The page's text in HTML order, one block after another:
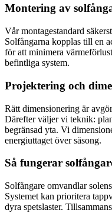
Montering av
Vår montagestandard
Solfångarna kopplas till en
för att minimera
befintliga system.
Projektering och
Rätt dimensionering är
Därefter väljer vi teknik:
begränsad yta. Vi
energiuttaget över säsong.
Så fungerar
Solfångare omvandlar
Systemet kan prioritera
dyra spetslaster.